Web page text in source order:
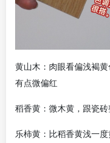
黄山木：肉眼看偏浅褐
有点微偏红
稻香黄：微木黄，跟瓷
乐柿黄：比稻香黄浅一